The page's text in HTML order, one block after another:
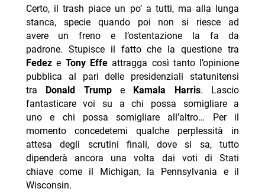
Certo, il trash piace un po’ a tutti, ma alla lunga
stanca, specie quando poi non si riesce ad
avere un freno e l’ostentazione la fa da
padrone. Stupisce il fatto che la questione tra
Fedeze Tony Effeattragga così tanto l’opinione
pubblica al pari delle presidenziali statunitensi
tra
Donald Trumpe Kamala Harris. Lascio
fantasticare voi su a chi possa somigliare a
uno e chi possa somigliare all’altro… Per il
momento concedetemi qualche perplessità in
attesa degli scrutini finali, dove si sa, tutto
dipenderà ancora una volta dai voti di Stati
chiave come il Michigan, la Pennsylvania e il
Wisconsin.